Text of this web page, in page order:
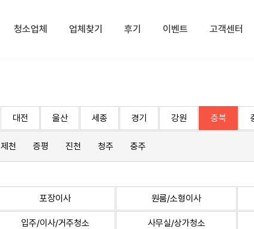
청소업체 업체찾기 후기 이벤트 고객센터
대전 울산 세종 경기 강원 충북
제천 증평 진천 청주 충주
포장이사 원룸/소형이사
입주/이사/거주청소 사무실/상가청소